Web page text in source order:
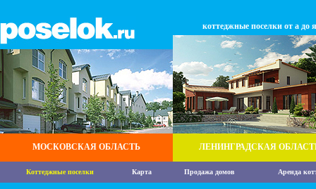
МОСКОВСКАЯ ОБЛАСТЬ
коттеджные поселки от а до я
ЛЕНИНГРАДСКАЯ
Коттеджные поселки Карта Продажа домов Аренда